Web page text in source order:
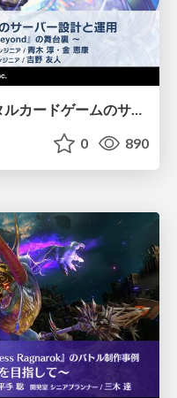
【CEDEC2026】次世代デジタルカードゲームのサーバー設計と運用 〜『Shadowverse: Worlds Beyond』の舞台裏～
0 890